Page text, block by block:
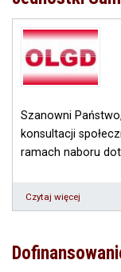
Szanowni
konsultacji
ramach naboru
Czytaj więcej
zakresie